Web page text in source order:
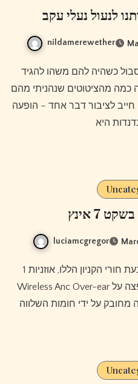
לנעול נעלי עקב
nildamerewether
כמה מהציטוטים שנהניתי מהם
חייב לציבור דבר אחד – הופעה
luciamcgregor
Wireless Anc Over-ear הוא היחיד ללא נוף לנוף, אך מפצה על